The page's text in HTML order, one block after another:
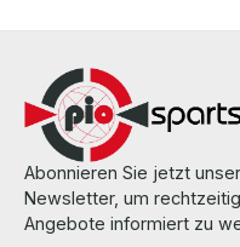
Abonnieren Sie jetzt
Newsletter, um
Angebote informiert zu